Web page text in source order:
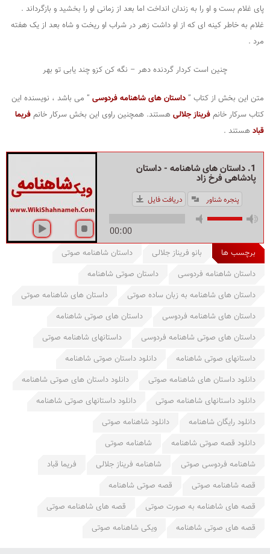
پای غلام بست و او را به زندان انداخت اما بعد از زمانی او را بخشید و بازگرداند .
غلام به خاطر کینه ای که از او داشت زهر در شراب او ریخت و شاه بعد از یک هفته
مرد .
چنین است کردار گردنده دهر – نگه کن کزو چند یابی تو بهر
متن این بخش از کتاب ” داستان های شاهنامه فردوسی ” می باشد ، نویسنده این
کتاب سرکار خانم فریناز جلالی هستند. همچنین راوی این بخش سرکار خانم فریما
قباد هستند .
1. داستان های شاهنامه - داستان
پادشاهی فرخ زاد
00:00
پنجره شناور دریافت فایل
برچسب ها بانو فریناز جلالی
داستان شاهنامه صوتی
داستان شاهنامه فردوسی
داستان صوتی شاهنامه
داستان های شاهنامه به زبان ساده صوتی
داستان های شاهنامه صوتی
داستان های شاهنامه فردوسی
داستان های صوتی شاهنامه
داستان های صوتی شاهنامه فردوسی
داستانهای شاهنامه صوتی
داستانهای صوتی شاهنامه
دانلود داستان صوتی شاهنامه
دانلود داستان های شاهنامه صوتی
دانلود داستان های صوتی شاهنامه
دانلود داستانهای شاهنامه صوتی
دانلود داستانهای صوتی شاهنامه
دانلود رایگان شاهنامه
دانلود شاهنامه صوتی
دانلود قصه صوتی شاهنامه
شاهنامه صوتی
شاهنامه فردوسی صوتی
شاهنامه فریناز جلالی
فریما قباد
قصه شاهنامه صوتی
قصه صوتی شاهنامه
قصه های شاهنامه به صورت صوتی
قصه های شاهنامه صوتی
قصه های صوتی شاهنامه
ویکی شاهنامه صوتی